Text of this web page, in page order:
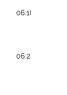
06:18
06:20